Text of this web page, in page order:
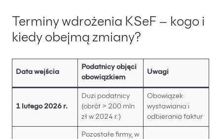
Terminy wdrożenia KSeF – kogo i
kiedy obejmą zmiany?
Data wejścia
Podatnicy objęci
obowiązkiem
Uwagi
1 lutego 2026 r.
Duzi podatnicy
(obrót > 200 mln
zł w 2024 r.)
Obowiązek
wystawiania i
odbierania faktur
Pozostałe firmy, w